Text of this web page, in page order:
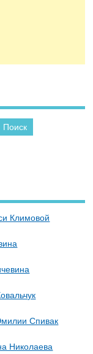
Климовой
Спивак
Николаева